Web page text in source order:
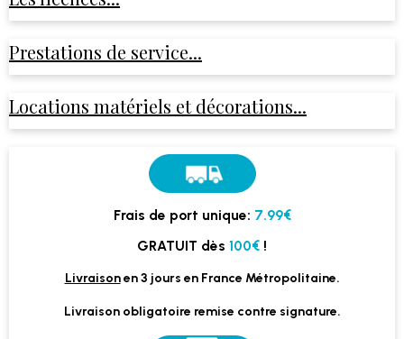
Prestations de service...
Locations matériels et décorations...
Frais de port unique: 7.99€
GRATUIT dès 100€ !
Livraisonen 3 jours en France Métropolitaine.
Livraison obligatoire remise contre signature.